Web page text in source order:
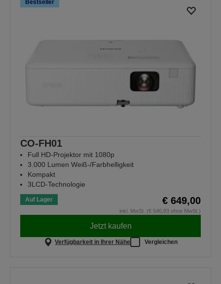
Bestseller
CO-FH01
Full HD-Projektor mit 1080p
3.000 Lumen Weiß-/Farbhelligkeit
Kompakt
3LCD-Technologie
Auf Lager € 649,00
inkl. MwSt. (€ 540,83 ohne MwSt.)
Jetzt kaufen
Verfügbarkeit in Ihrer Nähe Vergleichen